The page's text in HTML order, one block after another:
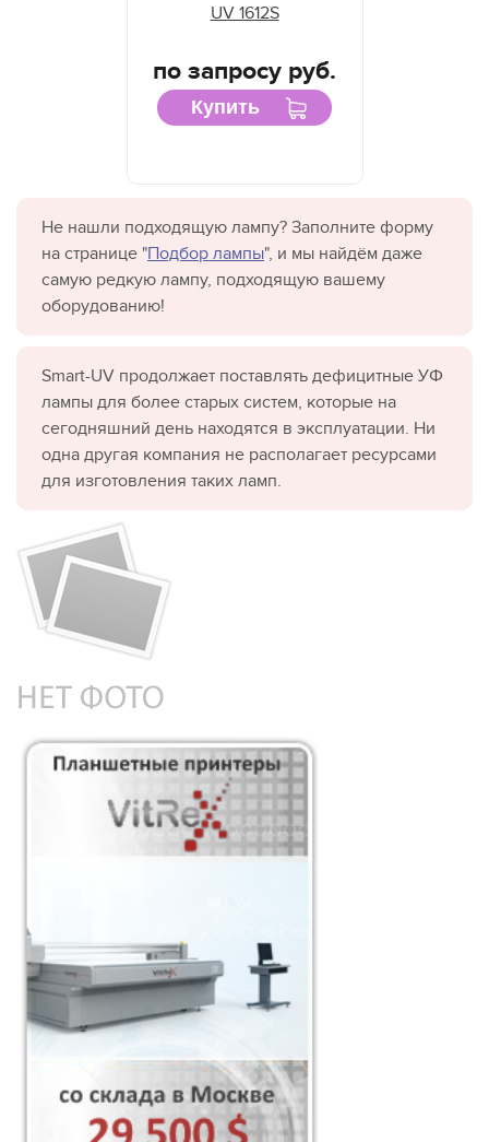
UV 1612S
по запросу руб.
Купить
Не нашли подходящую лампу? Заполните форму
на странице "Подбор лампы", и мы найдём даже
самую редкую лампу, подходящую вашему
оборудованию!
Smart-UV продолжает поставлять дефицитные УФ
лампы для более старых систем, которые на
сегодняшний день находятся в эксплуатации. Ни
одна другая компания не располагает ресурсами
для изготовления таких ламп.